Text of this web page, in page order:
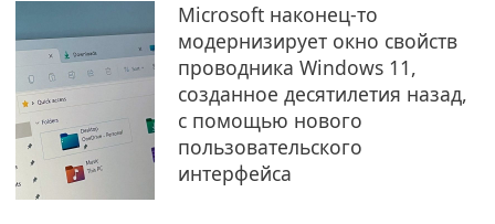
Microsoft наконец-то
модернизирует окно свойств
проводника Windows 11,
созданное десятилетия назад,
с помощью нового
пользовательского
интерфейса